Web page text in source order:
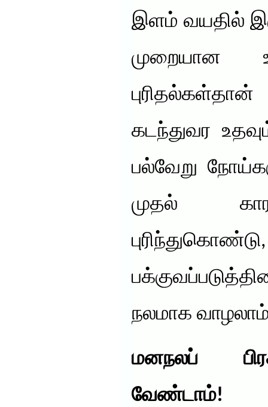
இளம் வயதில்
கடந்துவர
பல்வேறு
முதல்
நலமாக
மனநலப்
வேண்டாம்!